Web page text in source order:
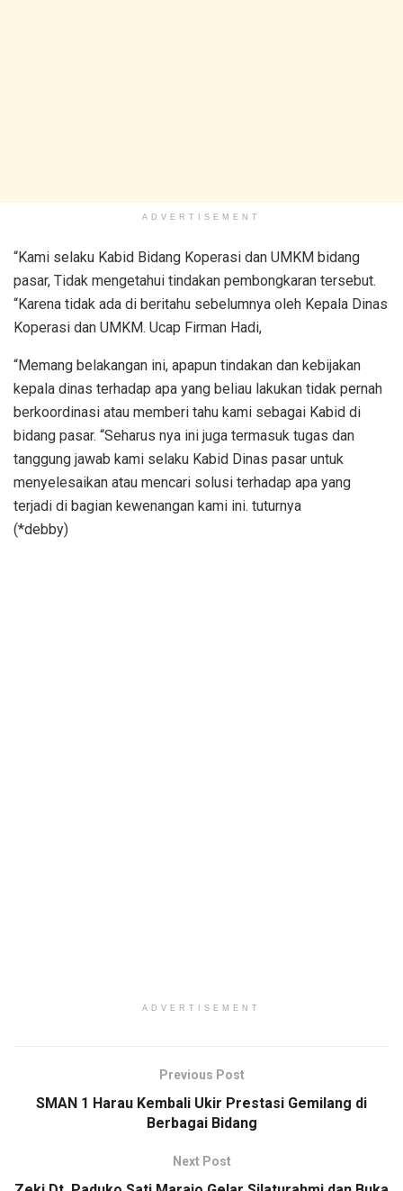
ADVERTISEMENT
“Kami selaku Kabid Bidang Koperasi dan UMKM bidang
pasar, Tidak mengetahui tindakan pembongkaran tersebut.
“Karena tidak ada di beritahu sebelumnya oleh Kepala Dinas
Koperasi dan UMKM. Ucap Firman Hadi,
“Memang belakangan ini, apapun tindakan dan kebijakan
kepala dinas terhadap apa yang beliau lakukan tidak pernah
berkoordinasi atau memberi tahu kami sebagai Kabid di
bidang pasar. “Seharus nya ini juga termasuk tugas dan
tanggung jawab kami selaku Kabid Dinas pasar untuk
menyelesaikan atau mencari solusi terhadap apa yang
terjadi di bagian kewenangan kami ini. tuturnya
(*debby)
ADVERTISEMENT
Previous Post
SMAN 1 Harau Kembali Ukir Prestasi Gemilang di
Berbagai Bidang
Next Post